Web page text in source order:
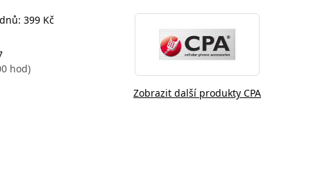
399 Kč
hod)
Zobrazit další produkty CPA